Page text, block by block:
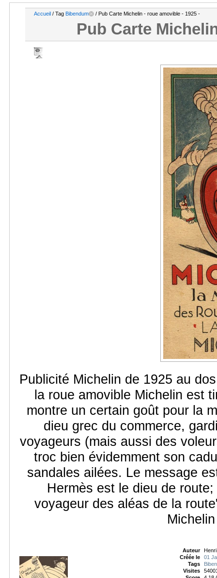
Accueil / Tag Bibendum / Pub Carte Michelin - roue amovible - 1925 -
Pub Carte
Publicité Michelin de 1925 au
la roue amovible Michelin est
montre un certain goût pour la
dieu grec du commerce,
voyageurs (mais aussi des
troc bien évidemment son
sandales ailées. Le message
Hermès est le dieu de
voyageur des aléas de la
Auteur
Créée le
01
Tags
Visites